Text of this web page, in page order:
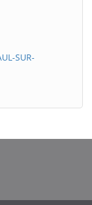
SUR-